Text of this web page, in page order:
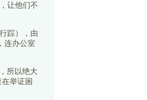
让他们不
踪），由
连办公室
所以绝大
举证困